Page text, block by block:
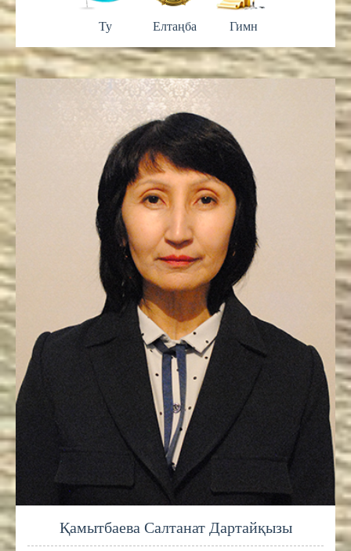
Ту Елтаңба Гимн
Қамытбаева Салтанат Дартайқызы